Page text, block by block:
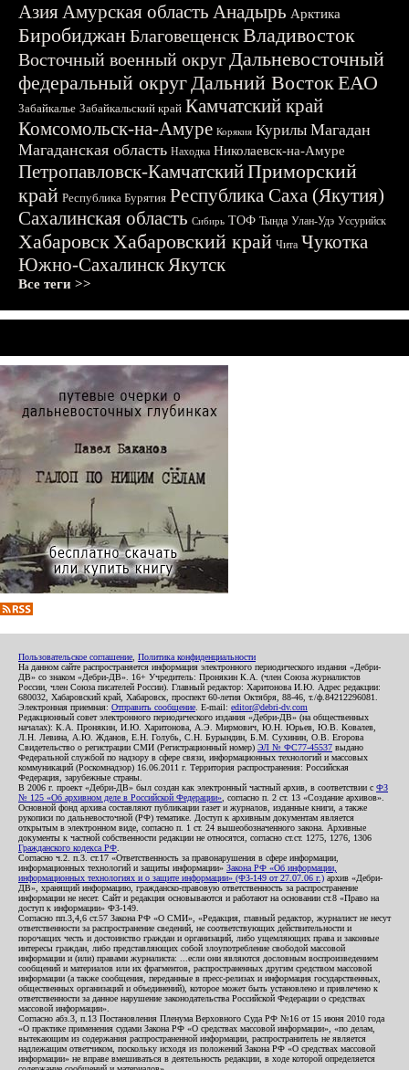
АзияАмурская область Анадырь Арктика
БиробиджанБлаговещенскВладивосток
Восточный военный округДальневосточный
федеральный округДальний ВостокЕАО
Забайкалье Забайкальский край Камчатский край
Комсомольск-на-Амуре Корякия Курилы Магадан
Магаданская область Находка Николаевск-на-Амуре
Петропавловск-КамчатскийПриморский
край Республика Бурятия Республика Саха (Якутия)
Сахалинская область Сибирь ТОФ Тында Улан-Удэ Уссурийск
ХабаровскХабаровский край Чита Чукотка
Южно-СахалинскЯкутск
Все теги >>
Пользовательское соглашение Политика конфиденциальности
На данном сайте распространяется информация электронного периодического издания «Дебри-
ДВ» со знаком «Дебри-ДВ». 16+ Учредитель: Пронякин К.А. (член Союза журналистов
России, член Союза писателей России). Главный редактор: Харитонова И.Ю. Адрес редакции:
680032, Хабаровский край, Хабаровск, проспект 60-летия Октября, 88-46, т./ф.84212296081.
Электронная приемная: Отправить сообщение . E-mail: editor@debri-dv.com
Редакционный совет электронного периодического издания «Дебри-ДВ» (на общественных
началах): К.А. Пронякин, И.Ю. Харитонова, А.Э. Мирмович, Ю.Н. Юрьев, Ю.В. Ковалев,
Л.Н. Левина, А.Ю. Жданов, Е.Н. Голубь, С.Н. Бурындин, Б.М. Сухинин, О.В. Егорова
Свидетельство о регистрации СМИ (Регистрационный номер) ЭЛ № ФС77-45537 выдано
Федеральной службой по надзору в сфере связи, информационных технологий и массовых
коммуникаций (Роскомнадзор) 16.06.2011 г. Территория распространения: Российская
Федерация, зарубежные страны.
В 2006 г. проект «Дебри-ДВ» был создан как электронный частный архив, в соответствии с ФЗ
№ 125 «Об архивном деле в Российской Федерации» , согласно п. 2 ст. 13 «Создание архивов».
Основной фонд архива составляют публикации газет и журналов, изданные книги, а также
рукописи по дальневосточной (РФ) тематике. Доступ к архивным документам является
открытым в электронном виде, согласно п. 1 ст. 24 вышеобозначенного закона. Архивные
документы к частной собственности редакции не относятся, согласно ст.ст. 1275, 1276, 1306
Гражданского кодекса РФ
Согласно ч.2. п.3. ст.17 «Ответственность за правонарушения в сфере информации,
информационных технологий и защиты информации» Закона РФ «Об информации,
информационных технологиях и о защите информации» (ФЗ-149 от 27.07.06 г.) архив «Дебри-
ДВ», хранящий информацию, гражданско-правовую ответственность за распространение
информации не несет. Сайт и редакция основываются и работают на основании ст.8 «Право на
доступ к информации» ФЗ-149.
Согласно пп.3,4,6 ст.57 Закона РФ «О СМИ», «Редакция, главный редактор, журналист не несут
ответственности за распространение сведений, не соответствующих действительности и
порочащих честь и достоинство граждан и организаций, либо ущемляющих права и законные
интересы граждан, либо представляющих собой злоупотребление свободой массовой
информации и (или) правами журналиста: ...если они являются дословным воспроизведением
сообщений и материалов или их фрагментов, распространенных другим средством массовой
информации (а также сообщения, переданные в пресс-релизах и информация государственных,
общественных организаций и объединений), которое может быть установлено и привлечено к
ответственности за данное нарушение законодательства Российской Федерации о средствах
массовой информации».
Согласно абз.3, п.13 Постановления Пленума Верховного Суда РФ №16 от 15 июня 2010 года
«О практике применения судами Закона РФ «О средствах массовой информации», «по делам,
вытекающим из содержания распространенной информации, распространитель не является
надлежащим ответчиком, поскольку исходя из положений Закона РФ «О средствах массовой
информации» не вправе вмешиваться в деятельность редакции, в ходе которой определяется